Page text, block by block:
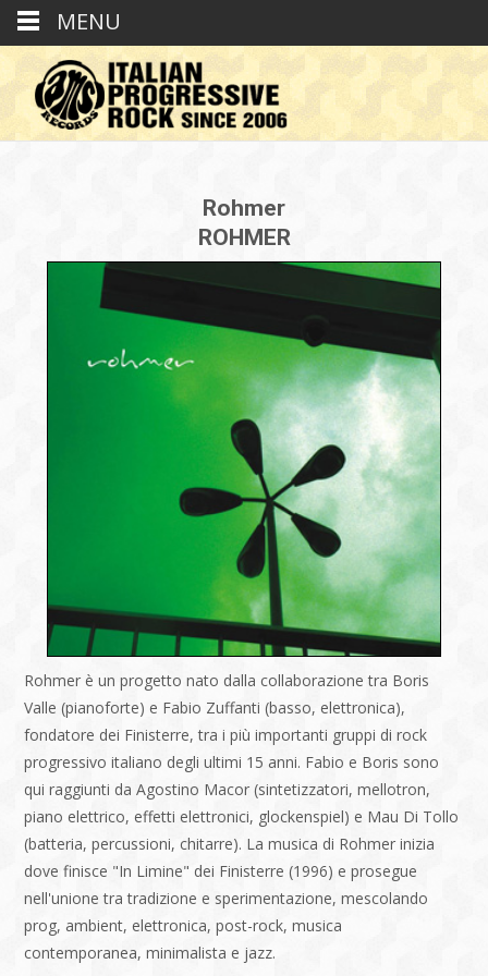
Rohmer
ROHMER
Rohmer è un progetto nato dalla collaborazione tra Boris
Valle (pianoforte) e Fabio Zuffanti (basso, elettronica),
fondatore dei Finisterre, tra i più importanti gruppi di rock
progressivo italiano degli ultimi 15 anni. Fabio e Boris sono
qui raggiunti da Agostino Macor (sintetizzatori, mellotron,
piano elettrico, effetti elettronici, glockenspiel) e Mau Di Tollo
(batteria, percussioni, chitarre). La musica di Rohmer inizia
dove finisce "In Limine" dei Finisterre (1996) e prosegue
nell'unione tra tradizione e sperimentazione, mescolando
prog, ambient, elettronica, post-rock, musica
contemporanea, minimalista e jazz.
MENU